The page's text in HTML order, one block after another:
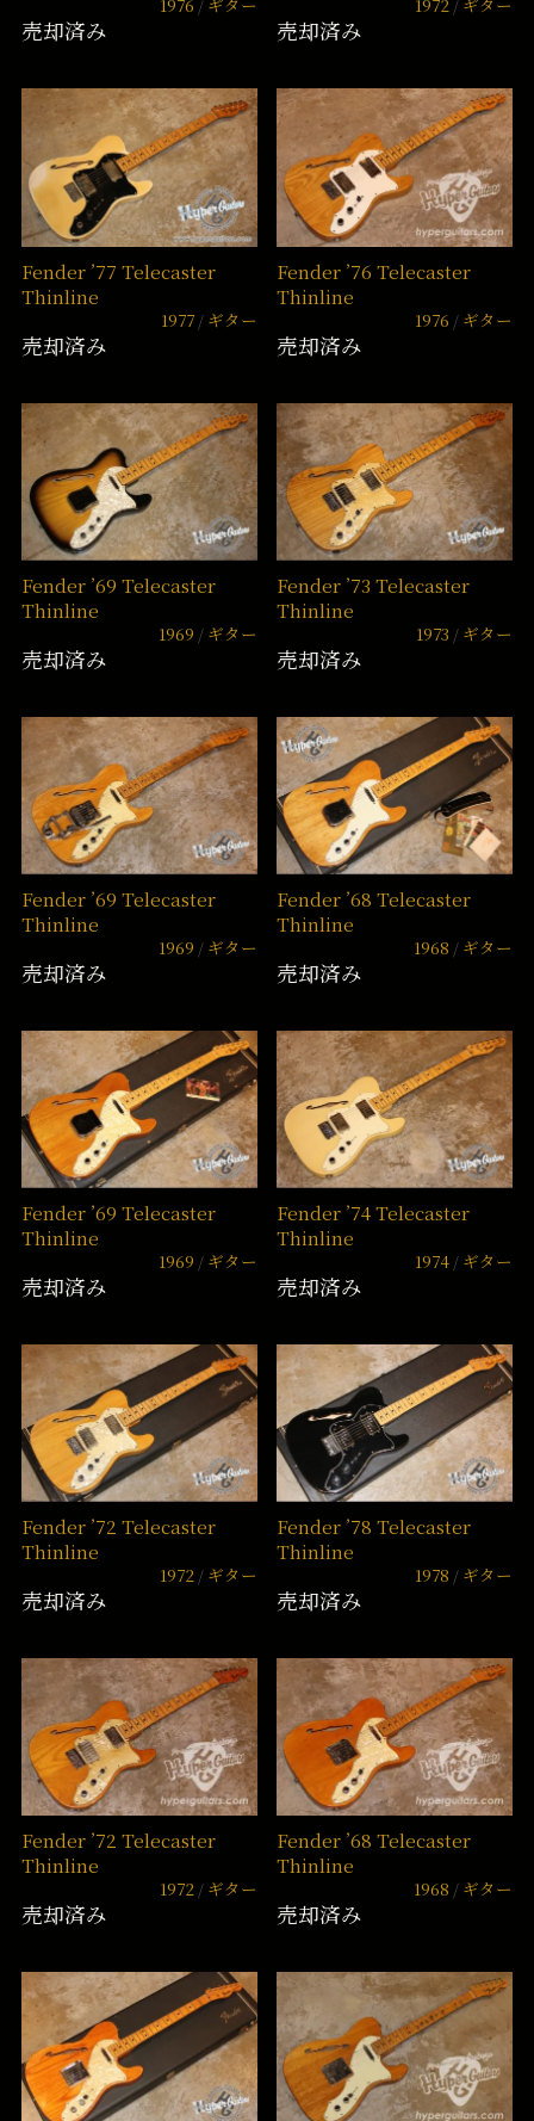
1976 ギター
売却済み
1972 ギター
売却済み
Fender ’77 Telecaster
Thinline
1977 ギター
売却済み
Fender ’76 Telecaster
Thinline
1976 ギター
売却済み
Fender ’69 Telecaster
Thinline
1969 ギター
売却済み
Fender ’73 Telecaster
Thinline
1973 ギター
売却済み
Fender ’69 Telecaster
Thinline
1969 ギター
売却済み
Fender ’68 Telecaster
Thinline
1968 ギター
売却済み
Fender ’69 Telecaster
Thinline
1969 ギター
売却済み
Fender ’74 Telecaster
Thinline
1974 ギター
売却済み
Fender ’72 Telecaster
Thinline
1972 ギター
売却済み
Fender ’78 Telecaster
Thinline
1978 ギター
売却済み
Fender ’72 Telecaster
Thinline
1972 ギター
売却済み
Fender ’68 Telecaster
Thinline
1968 ギター
売却済み